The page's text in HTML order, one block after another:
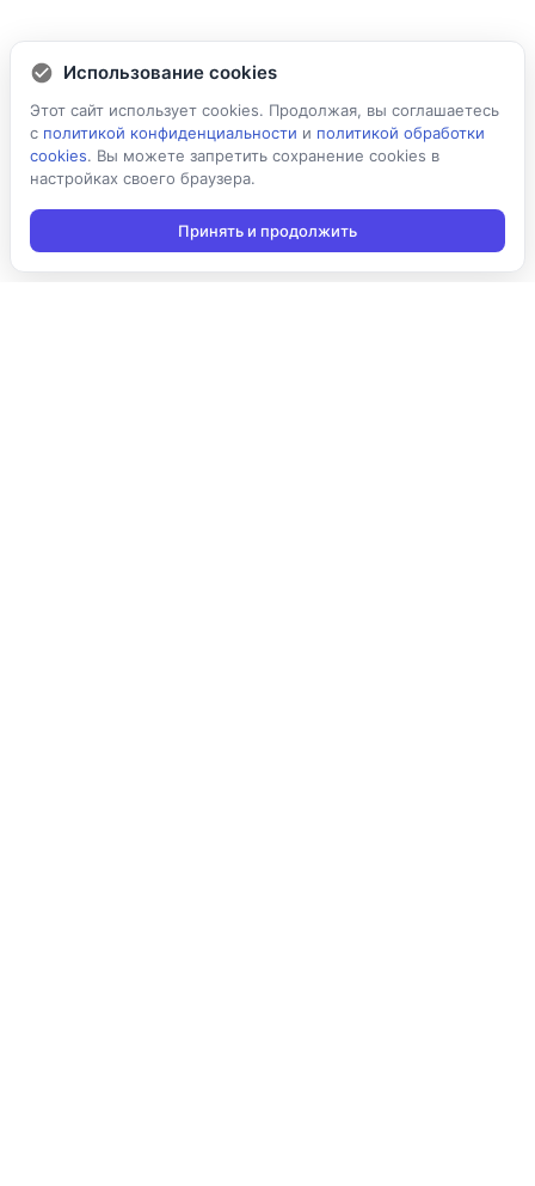
Использование cookies
Этот сайт использует cookies. Продолжая, вы соглашаетесь
с политикой конфиденциальности и политикой обработки
cookies. Вы можете запретить сохранение cookies в
настройках своего браузера.
Принять и продолжить